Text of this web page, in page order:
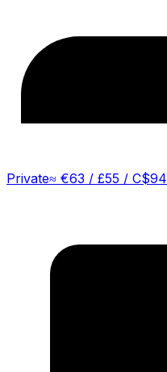
Private≈ €63 / £55 / C$94